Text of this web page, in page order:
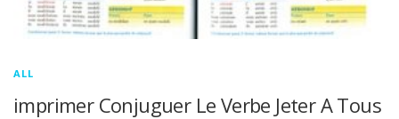
ALL
imprimer Conjuguer Le Verbe Jeter A Tous